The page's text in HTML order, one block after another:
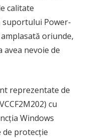
calitate
suportului Power-
oriunde,
avea nevoie de
reprezentate de
cu
Windows
de protecție